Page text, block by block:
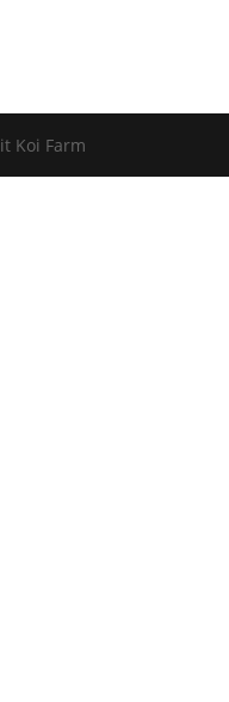
Koi Farm